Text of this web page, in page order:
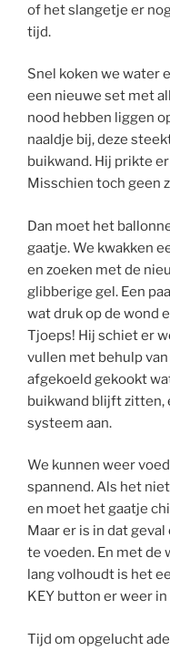
of het slangetje er
tijd.
Snel koken we water
een nieuwe set met
nood hebben liggen
naaldje bij, deze
buikwand. Hij prikte
Misschien toch geen
Dan moet het
gaatje. We kwakken
en zoeken met de
glibberige gel. Een
wat druk op de wond
Tjoeps! Hij schiet er
vullen met behulp
afgekoeld gekookt
buikwand blijft zitten,
systeem aan.
We kunnen weer
spannend. Als het
en moet het gaatje
Maar er is in dat
te voeden. En met de
lang volhoudt is het
KEY button er weer in
Tijd om opgelucht